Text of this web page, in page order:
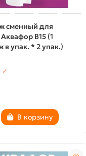
сменный для
B15 (1
в упак. * 2 упак.)
✓
В корзину